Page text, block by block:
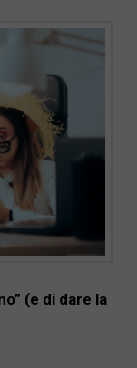
(e di dare la